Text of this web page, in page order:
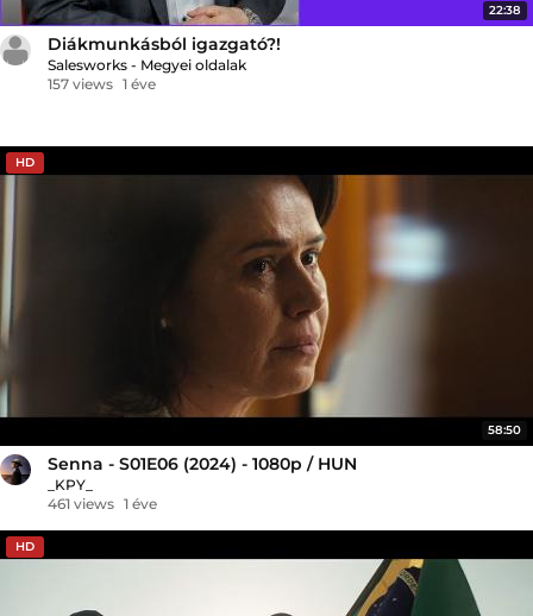
22:38
Diákmunkásból igazgató?!
Salesworks - Megyei oldalak
157 views 1 éve
HD
58:50
Senna - S01E06 (2024) - 1080p / HUN
_KPY_
461 views 1 éve
HD